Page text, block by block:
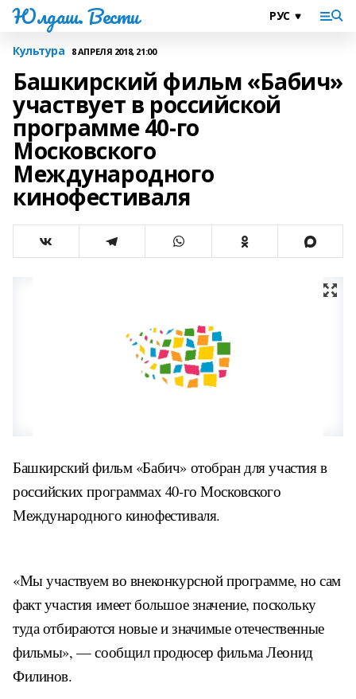
Юлдаш. Вести
Культура 8 АПРЕЛЯ 2018, 21:00
Башкирский фильм «Бабич»
участвует в российской
программе 40-го
Московского
Международного
кинофестиваля
Башкирский фильм «Бабич» отобран для участия в
российских программах 40-го Московского
Международного кинофестиваля.
«Мы участвуем во внеконкурсной программе, но сам
факт участия имеет большое значение, поскольку
туда отбираются новые и значимые отечественные
фильмы», — сообщил продюсер фильма Леонид
Филинов.